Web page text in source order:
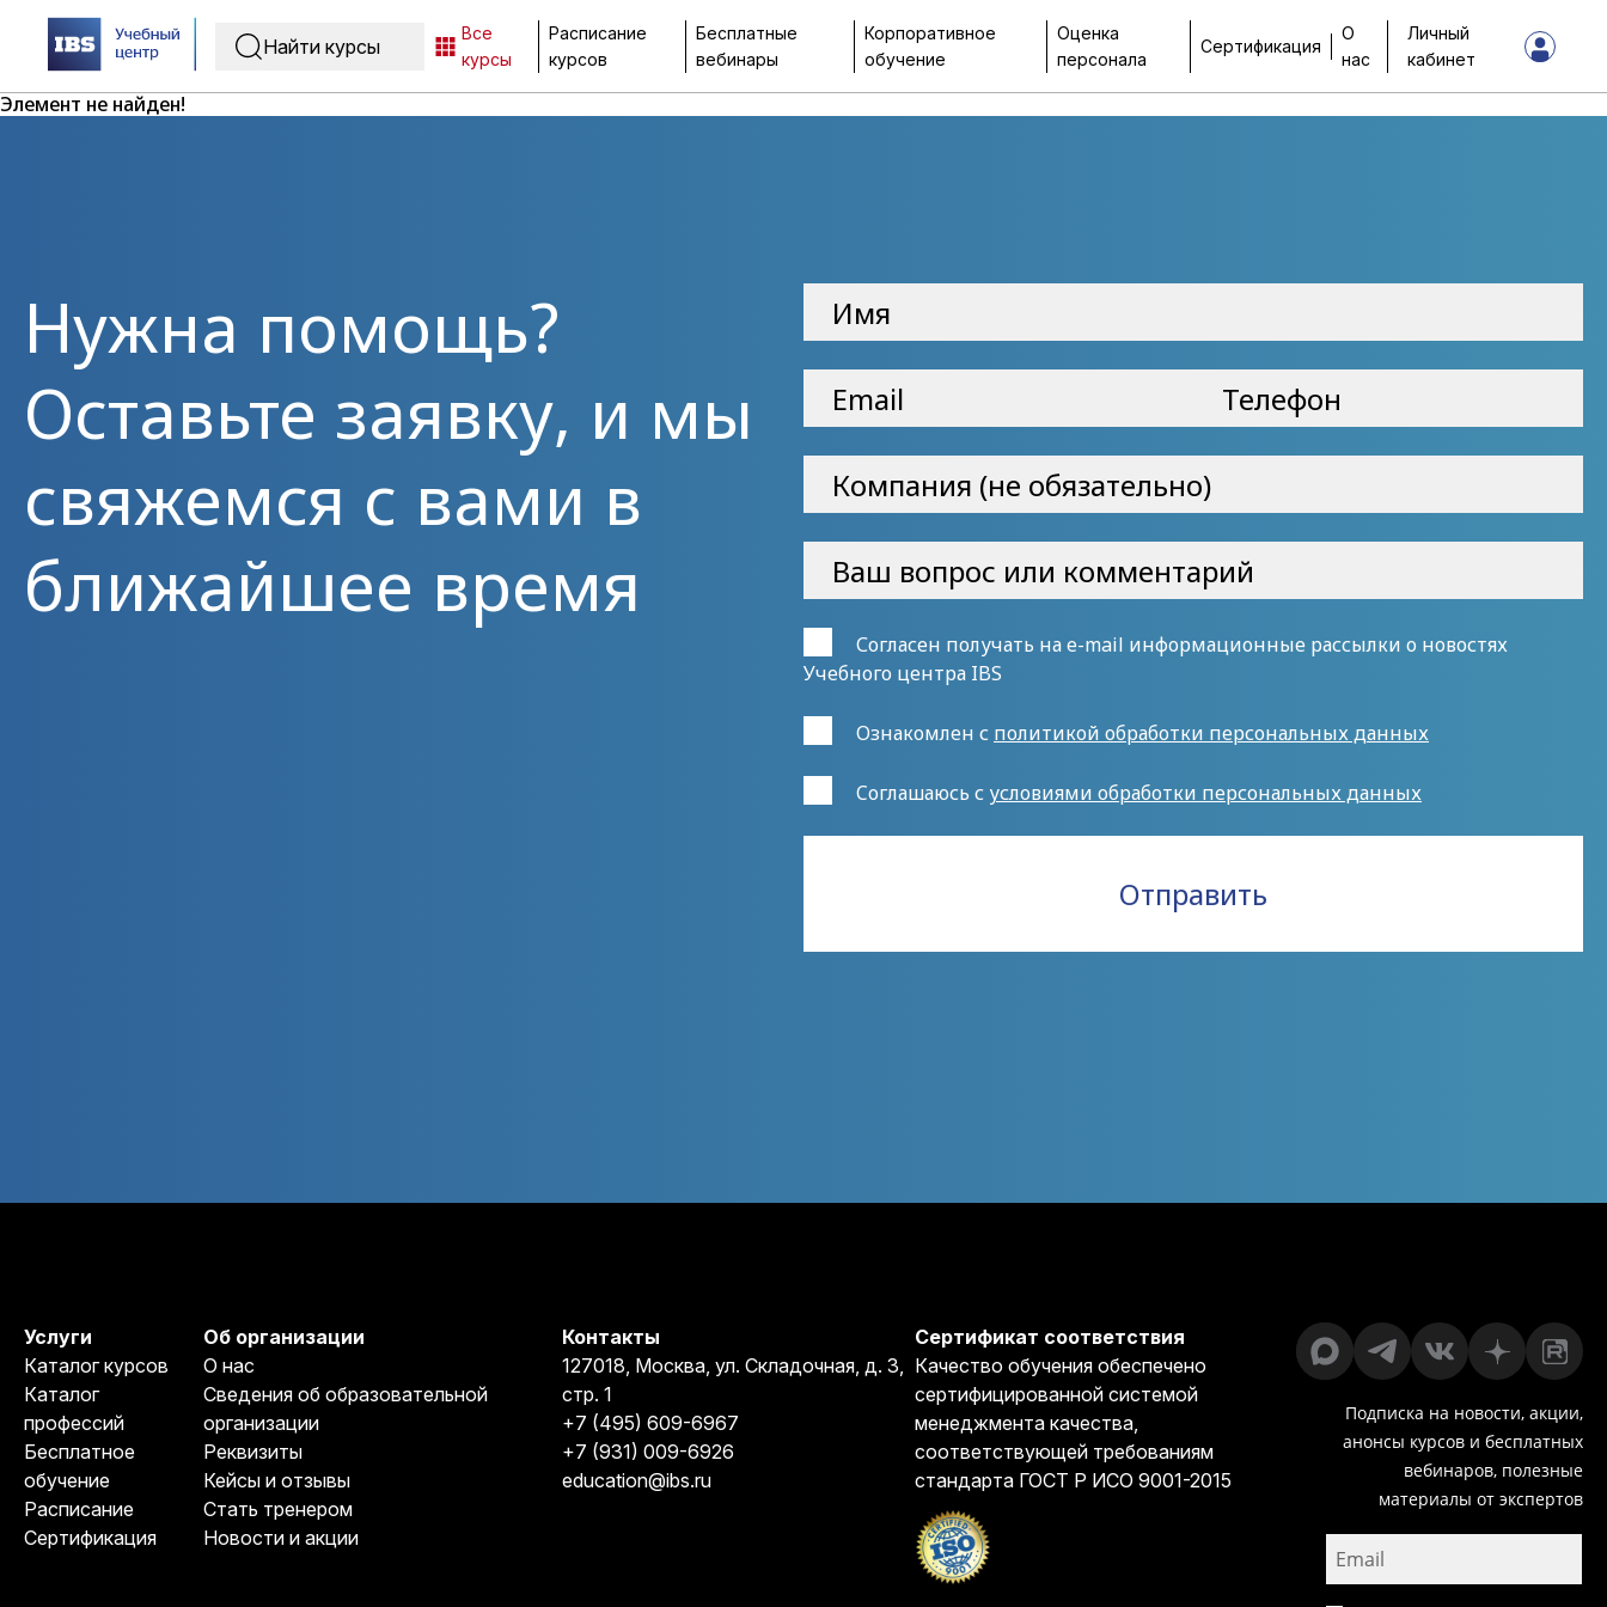
Все
курсы
Расписание
курсов
Бесплатные
вебинары
Корпоративное
обучение
Оценка
персонала
Сертификация
О
нас
Личный
кабинет
Элемент не найден!
Нужна помощь?
Оставьте заявку, и мы
свяжемся с вами в
ближайшее время
Согласен получать на e-mail информационные рассылки о новостях
Учебного центра IBS
Ознакомлен с политикой обработки персональных данных
Cоглашаюсь с условиями обработки персональных данных
Услуги
Каталог курсов
Каталог
профессий
Бесплатное
обучение
Расписание
Сертификация
Об организации
О нас
Сведения об образовательной
организации
Реквизиты
Кейсы и отзывы
Стать тренером
Новости и акции
Контакты
127018, Москва, ул. Складочная, д. 3,
стр. 1
+7 (495) 609-6967
+7 (931) 009-6926
education@ibs.ru
Сертификат соответствия
Качество обучения обеспечено
сертифицированной системой
менеджмента качества,
соответствующей требованиям
стандарта ГОСТ Р ИСО 9001-2015
Подписка на новости, акции,
анонсы курсов и бесплатных
вебинаров, полезные
материалы от экспертов